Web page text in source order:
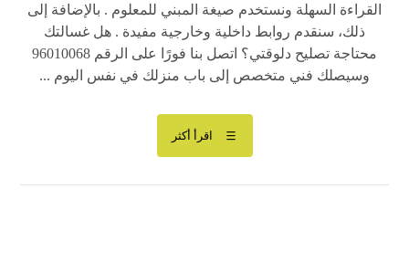
القراءة السهلة ونستخدم صيغة المبني للمعلوم . بالإضافة إلى
ذلك، سنقدم روابط داخلية وخارجية مفيدة . هل غسالتك
محتاجة تصليح دلوقتي؟ اتصل بنا فورًا على الرقم 96010068
وسيصلك فني متخصص إلى باب منزلك في نفس اليوم ...
اقرأ أكثر